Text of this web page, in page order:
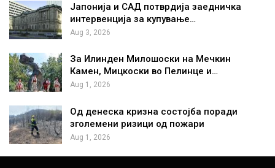
Јапонија и САД потврдија заедничка
интервенција за купување…
Aug 3, 2026
За Илинден Милошоски на Мечкин
Камен, Мицкоски во Пелинце и…
Aug 1, 2026
Од денеска кризна состојба поради
зголемени ризици од пожари
Aug 1, 2026